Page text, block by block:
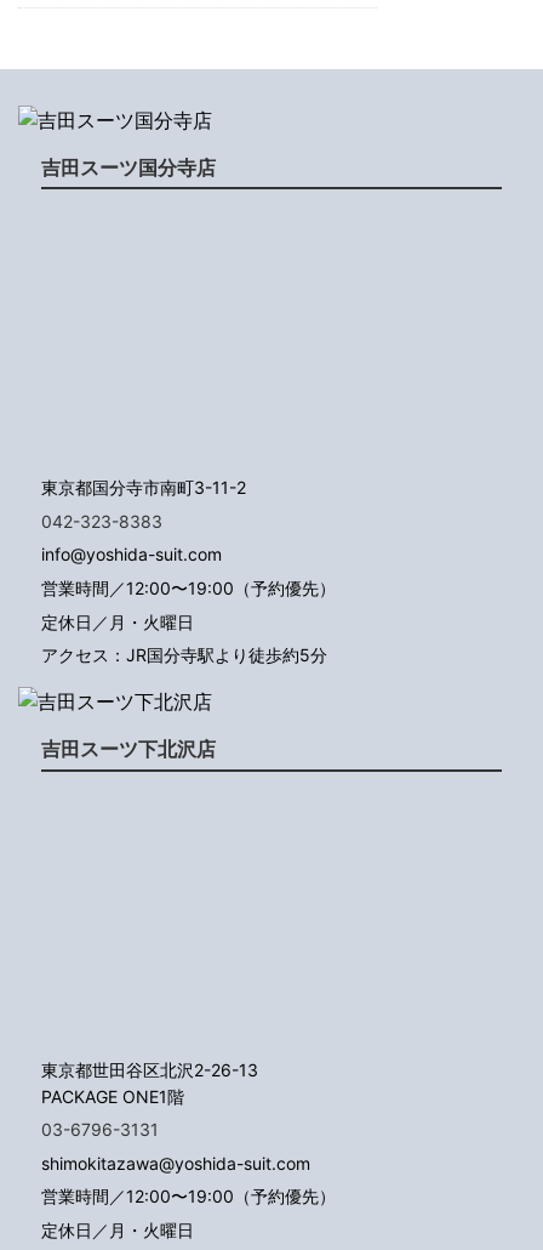
吉田スーツ国分寺店
東京都国分寺市南町3-11-2
042-323-8383
info@yoshida-suit.com
営業時間／12:00〜19:00（予約優先）
定休日／月・火曜日
アクセス：JR国分寺駅より徒歩約5分
吉田スーツ下北沢店
東京都世田谷区北沢2-26-13
PACKAGE ONE1階
03-6796-3131
shimokitazawa@yoshida-suit.com
営業時間／12:00〜19:00（予約優先）
定休日／月・火曜日